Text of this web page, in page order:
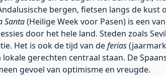
bergen, fietsen langs de kust
Santa(Heilige Week voor Pasen) is een
door het hele land. Steden zoals
Het is ook de tijd van deferias
gerechten centraal staan. De
gevoel van optimisme en vreugde.